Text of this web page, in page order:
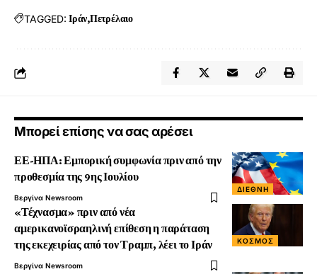
TAGGED: Ιράν Πετρέλαιο
Μπορεί επίσης να σας αρέσει
ΔΙΕΘΝΉ
ΕΕ-ΗΠΑ: Εμπορική συμφωνία πριν από την
προθεσμία της 9ης Ιουλίου
Βεργίνα Newsroom
ΚΟΣΜΟΣ
«Τέχνασμα» πριν από νέα
αμερικανοϊσραηλινή επίθεση η παράταση
της εκεχειρίας από τον Τραμπ, λέει το Ιράν
Βεργίνα Newsroom